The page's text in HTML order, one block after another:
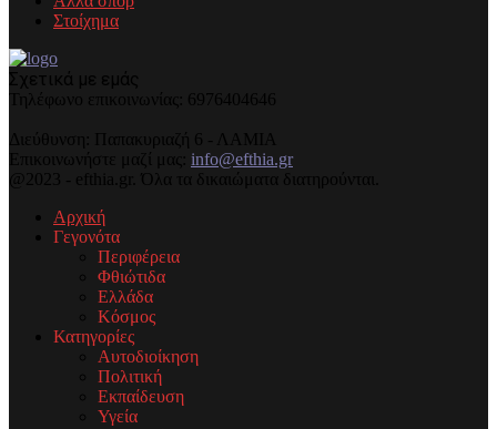
Στοίχημα
Σχετικά με εμάς
Τηλέφωνo επικοινωνίας: 6976404646
Διεύθυνση: Παπακυριαζή 6 - ΛΑΜΙΑ
Επικοινωνήστε μαζί μας: info@efthia.gr
@2023 - efthia.gr. Όλα τα δικαιώματα διατηρούνται.
Αρχική
Γεγονότα
Περιφέρεια
Φθιώτιδα
Ελλάδα
Κόσμος
Κατηγορίες
Αυτοδιοίκηση
Πολιτική
Εκπαίδευση
Υγεία